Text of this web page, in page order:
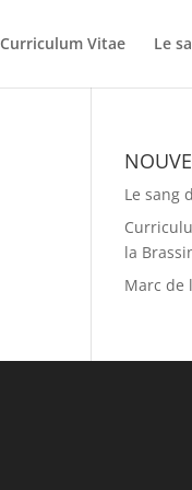
Curriculum Vitae Le
Le sang
la
Marc de